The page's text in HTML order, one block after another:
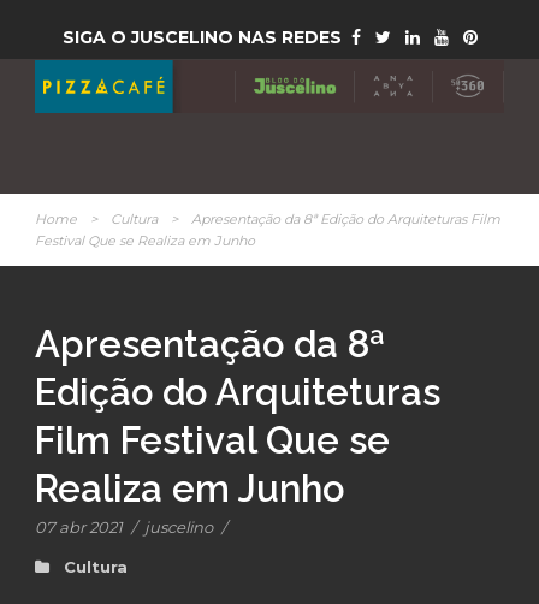
SIGA O JUSCELINO NAS REDES
Home > Cultura >
Apresentação da 8ª Edição do Arquiteturas Film
Festival Que se Realiza em Junho
Apresentação da 8ª
Edição do Arquiteturas
Film Festival Que se
Realiza em Junho
07 abr 2021 / juscelino /
Cultura